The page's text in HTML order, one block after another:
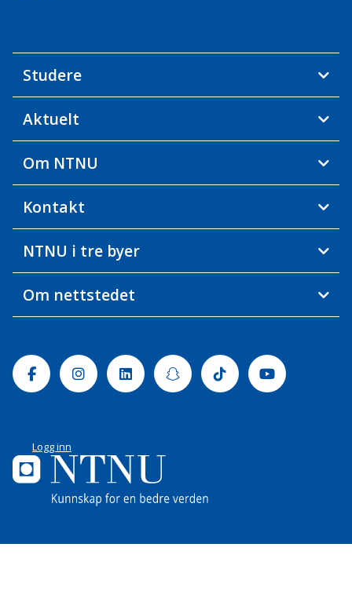
Studere
Aktuelt
Om NTNU
Kontakt
NTNU i tre byer
Om nettstedet
FacebookInstagramLinkedinSnapchatTiktok Youtube
Logg inn